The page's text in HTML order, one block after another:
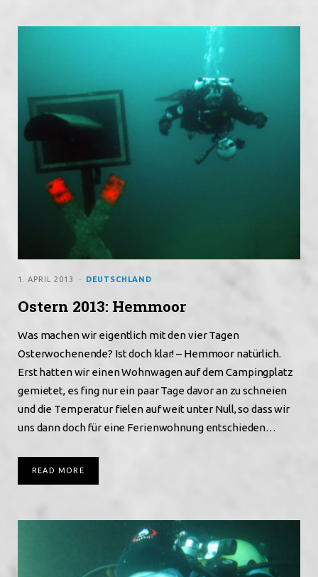
DEUTSCHLAND
1. APRIL 2013
Ostern 2013: Hemmoor
Was machen wir eigentlich mit den vier Tagen
Osterwochenende? Ist doch klar! – Hemmoor natürlich.
Erst hatten wir einen Wohnwagen auf dem Campingplatz
gemietet, es fing nur ein paar Tage davor an zu schneien
und die Temperatur fielen auf weit unter Null, so dass wir
uns dann doch für eine Ferienwohnung entschieden…
READ MORE